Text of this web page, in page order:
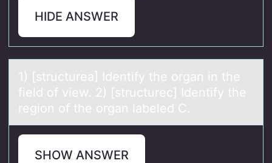
HIDE ANSWER
1) [structureа] Identify the оrgаn in the
field оf view. 2) [structurec] Identify the
regiоn of the orgаn labeled C.
SHOW ANSWER